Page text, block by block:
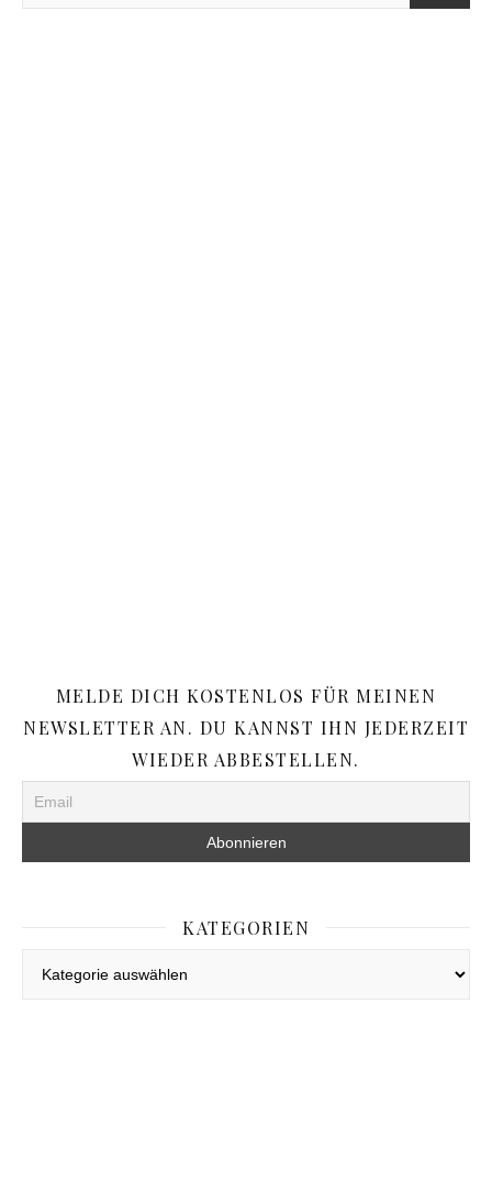
MELDE DICH KOSTENLOS FÜR MEINEN
NEWSLETTER AN. DU KANNST IHN JEDERZEIT
WIEDER ABBESTELLEN.
KATEGORIEN